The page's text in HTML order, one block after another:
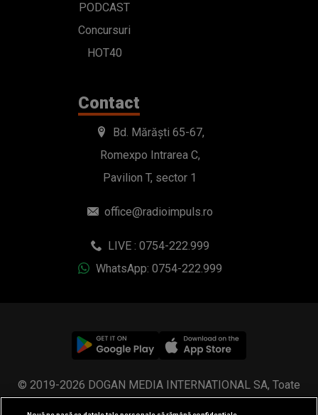
PODCAST
Concursuri
HOT40
Contact
Bd. Mărăști 65-67,
Romexpo Intrarea C,
Pavilion T, sector 1
office@radioimpuls.ro
LIVE : 0754-222.999
WhatsApp: 0754-222.999
© 2019-2026 DOGAN MEDIA INTERNATIONAL SA, Toate
drepturile rezervate.